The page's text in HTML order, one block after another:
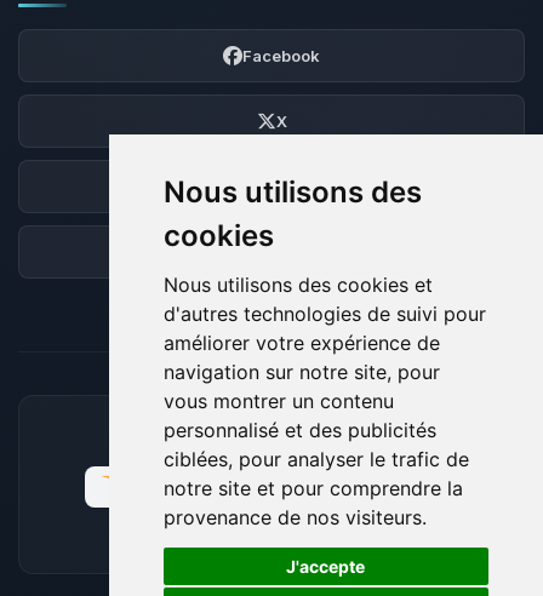
Nous utilisons des
cookies
Nous utilisons des cookies et
d'autres technologies de suivi pour
améliorer votre expérience de
navigation sur notre site, pour
vous montrer un contenu
personnalisé et des publicités
ciblées, pour analyser le trafic de
notre site et pour comprendre la
provenance de nos visiteurs.
J'accepte
Facebook
X
Discord
Forum
MOYENS DE PAIEMENT ACCEPTÉS
🍪